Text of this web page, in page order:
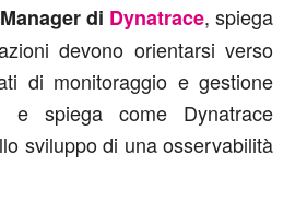
di Dynatrace, spiega
devono orientarsi verso
di monitoraggio e gestione
e spiega come Dynatrace
sviluppo di una osservabilità